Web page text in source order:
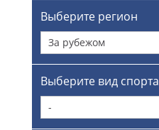
Выберите регион
За рубежом
Выберите вид спорта
-